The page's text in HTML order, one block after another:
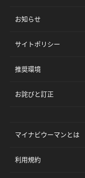
お知らせ
サイトポリシー
推奨環境
お詫びと訂正
マイナビウーマンとは
利用規約